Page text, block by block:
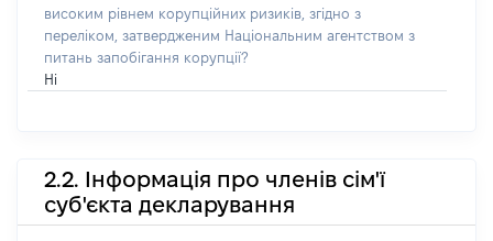
високим рівнем корупційних ризиків, згідно з
переліком, затвердженим Національним агентством з
питань запобігання корупції?
Ні
2.2. Інформація про членів сім'ї
суб'єкта декларування